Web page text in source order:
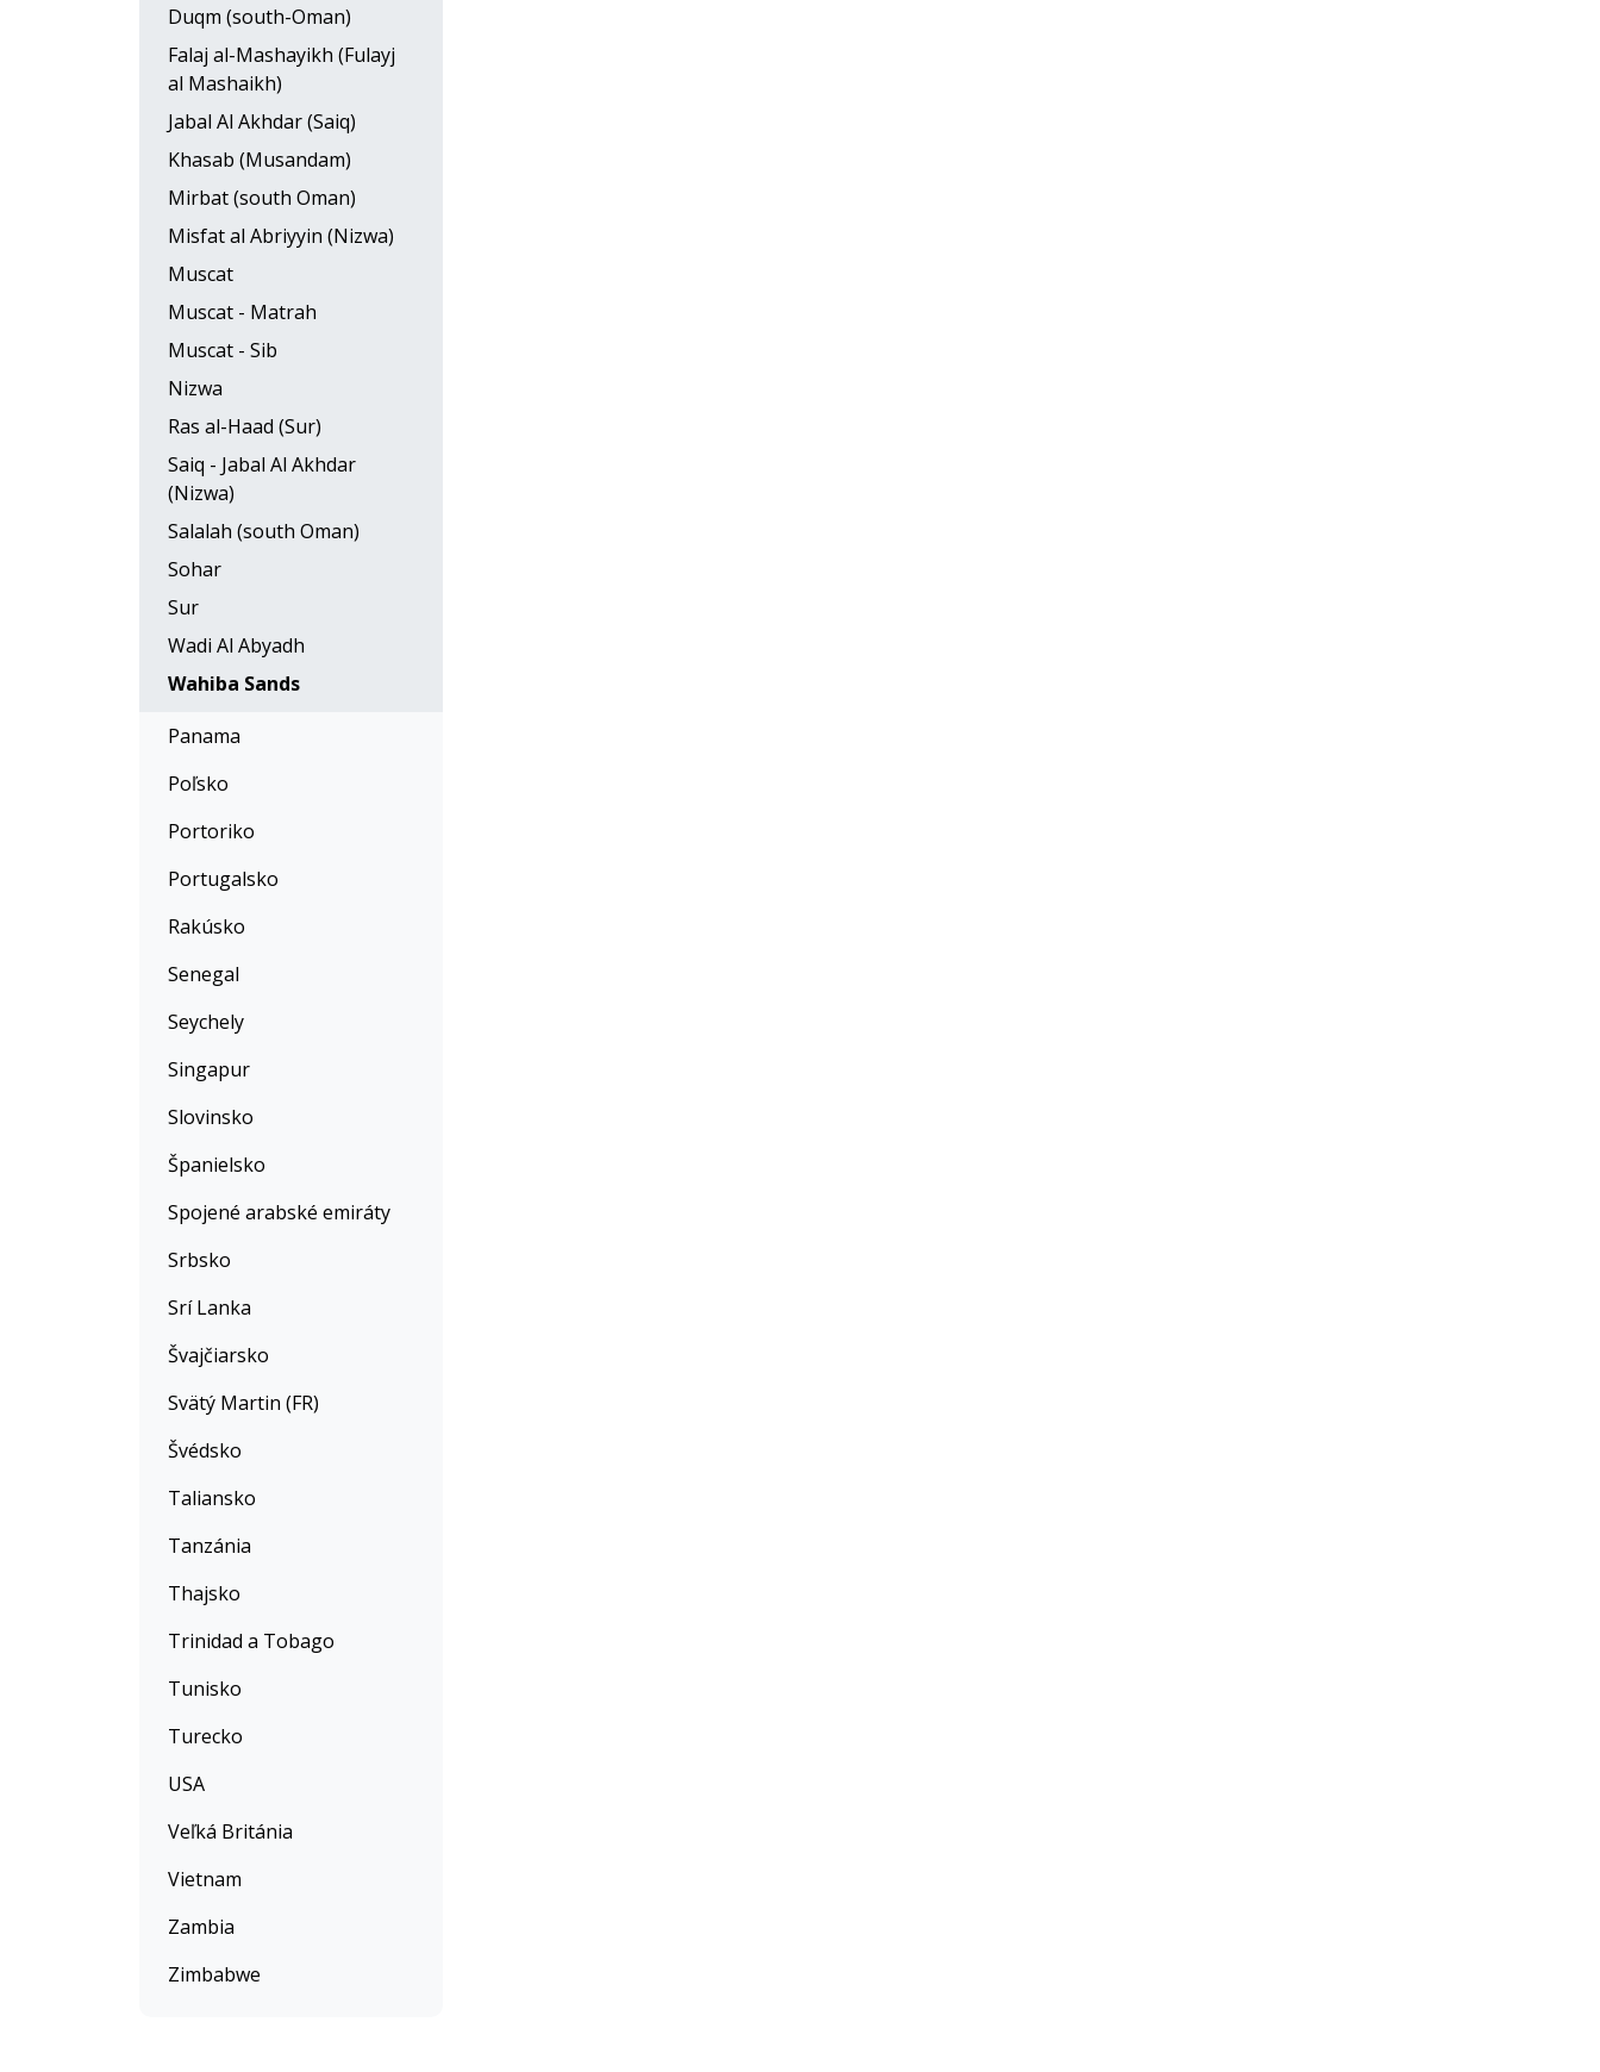
Duqm (south-Oman)
Falaj al-Mashayikh (Fulayj
al Mashaikh)
Jabal Al Akhdar (Saiq)
Khasab (Musandam)
Mirbat (south Oman)
Misfat al Abriyyin (Nizwa)
Muscat
Muscat - Matrah
Muscat - Sib
Nizwa
Ras al-Haad (Sur)
Saiq - Jabal Al Akhdar
(Nizwa)
Salalah (south Oman)
Sohar
Sur
Wadi Al Abyadh
Wahiba Sands
Panama
Poľsko
Portoriko
Portugalsko
Rakúsko
Senegal
Seychely
Singapur
Slovinsko
Španielsko
Spojené arabské emiráty
Srbsko
Srí Lanka
Švajčiarsko
Svätý Martin (FR)
Švédsko
Taliansko
Tanzánia
Thajsko
Trinidad a Tobago
Tunisko
Turecko
USA
Veľká Británia
Vietnam
Zambia
Zimbabwe